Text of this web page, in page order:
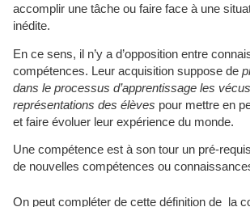
accomplir une tâche ou faire face à une
inédite.
En ce sens, il n’y a d’opposition entre
compétences. Leur acquisition suppose de
dans le processus d’apprentissage les
représentations des élèves pour mettre en
et faire évoluer leur expérience du monde.
Une compétence est à son tour un pré-
de nouvelles compétences ou
On peut compléter de cette définition de la